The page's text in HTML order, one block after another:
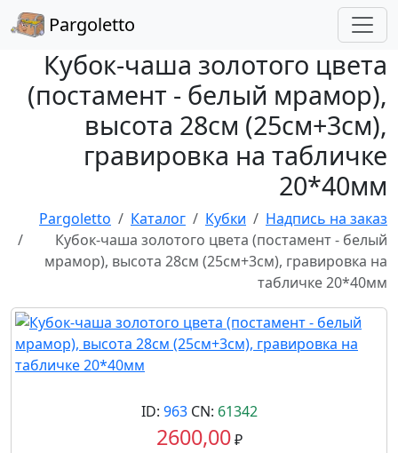
Pargoletto
Кубок-чаша золотого цвета
(постамент - белый мрамор),
высота 28см (25см+3см),
гравировка на табличке
20*40мм
Pargoletto Каталог Кубки
Надпись на заказ
Кубок-чаша золотого цвета (постамент - белый
мрамор), высота 28см (25см+3см), гравировка на
табличке 20*40мм
ID: 963CN: 61342
2600,00₽